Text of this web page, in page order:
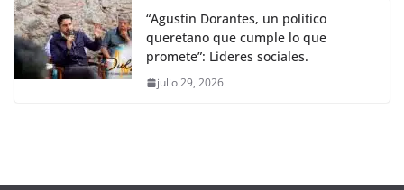
“Agustín Dorantes, un político
queretano que cumple lo que
promete”: Lideres sociales.
julio 29, 2026